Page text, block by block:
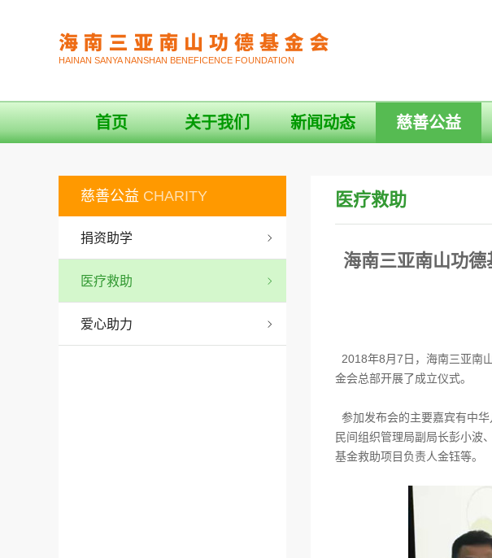
HAINAN SANYA NANSHAN BENEFICENCE FOUNDATION
首页 关于我们 新闻动态 慈善公益
慈善公益 CHARITY
捐资助学
医疗救助
爱心助力
医疗救助
海南三亚南山功
2018年8月7日，海南三亚南
金会总部开展了成立仪式。
参加发布会的主要嘉宾有中
民间组织管理局副局长彭小波
基金救助项目负责人金钰等。